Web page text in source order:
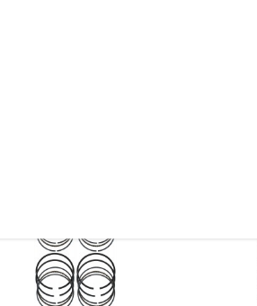
Dies ermöglicht eine bessere